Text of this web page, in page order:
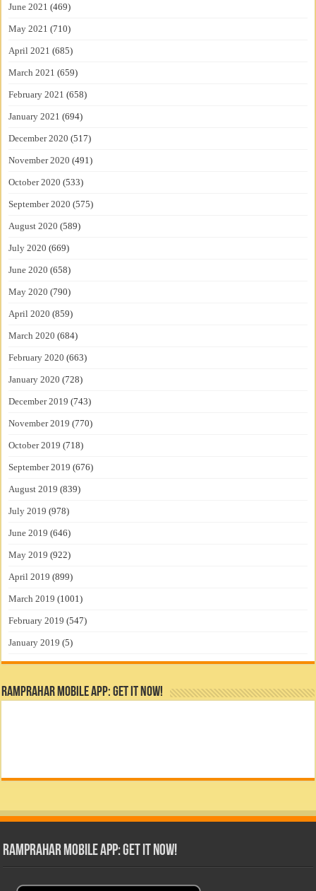
June 2021 (469)
May 2021 (710)
April 2021 (685)
March 2021 (659)
February 2021 (658)
January 2021 (694)
December 2020 (517)
November 2020 (491)
October 2020 (533)
September 2020 (575)
August 2020 (589)
July 2020 (669)
June 2020 (658)
May 2020 (790)
April 2020 (859)
March 2020 (684)
February 2020 (663)
January 2020 (728)
December 2019 (743)
November 2019 (770)
October 2019 (718)
September 2019 (676)
August 2019 (839)
July 2019 (978)
June 2019 (646)
May 2019 (922)
April 2019 (899)
March 2019 (1001)
February 2019 (547)
January 2019 (5)
RamPrahar Mobile App: Get it Now!
RamPrahar Mobile App: Get it Now!